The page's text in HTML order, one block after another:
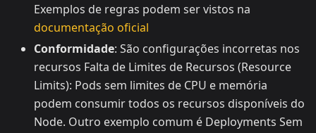
Exemplos de regras podem ser vistos na
documentação oficial
Conformidade: São configurações incorretas nos
recursos Falta de Limites de Recursos (Resource
Limits): Pods sem limites de CPU e memória
podem consumir todos os recursos disponíveis do
Node. Outro exemplo comum é Deployments Sem